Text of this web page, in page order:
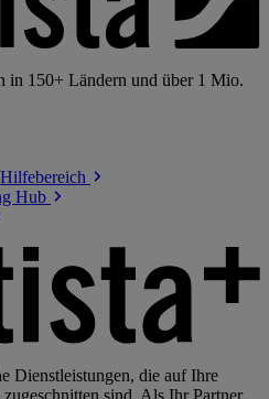
in 150+ Ländern und über 1 Mio.
Hilfebereich
Hub
Dienstleistungen, die auf Ihre
sind. Als Ihr Partner